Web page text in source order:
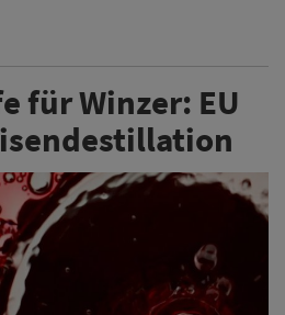
für Winzer: EU